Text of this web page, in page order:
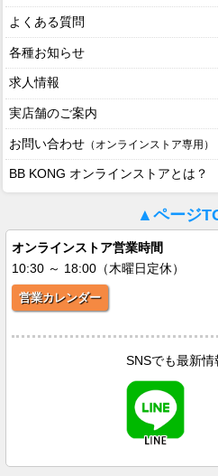
よくある質問
各種お知らせ
求人情報
実店舗のご案内
お問い合わせ （オンラインストア専用）
BB KONG オンラインストアとは？
▲ページ
オンラインストア営業時間
10:30 ～ 18:00（木曜日定休）
営業カレンダー
SNSでも最新情